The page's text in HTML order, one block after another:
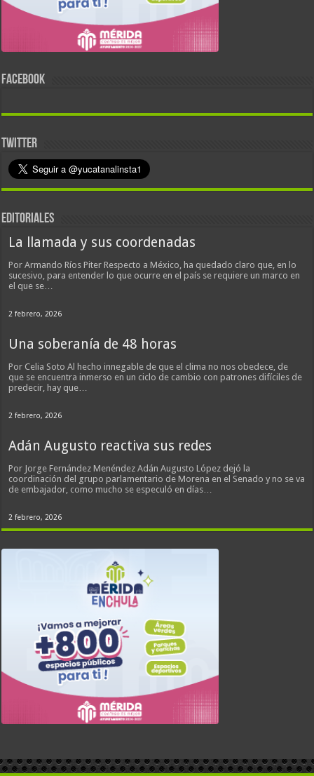
FACEBOOK
TWITTER
EDITORIALES
La llamada y sus coordenadas
Por Armando Ríos Piter Respecto a México, ha quedado claro que, en lo
sucesivo, para entender lo que ocurre en el país se requiere un marco en
el que se…
2 febrero, 2026
Una soberanía de 48 horas
Por Celia Soto Al hecho innegable de que el clima no nos obedece, de
que se encuentra inmerso en un ciclo de cambio con patrones difíciles de
predecir, hay que…
2 febrero, 2026
Adán Augusto reactiva sus redes
Por Jorge Fernández Menéndez Adán Augusto López dejó la
coordinación del grupo parlamentario de Morena en el Senado y no se va
de embajador, como mucho se especuló en días…
2 febrero, 2026